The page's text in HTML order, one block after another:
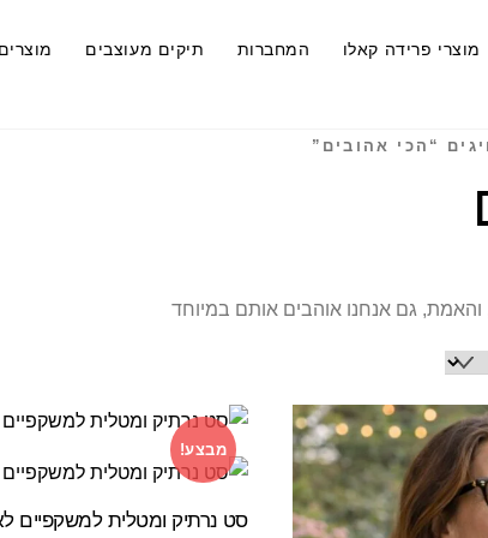
מוצרי פרידה קאלו המחברות תיקים מעוצבים
“הכי אהובים”
גם אנחנו אוהבים אותם במיוחד
מבצע!
סט נרתיק ומטלית למשקפיים